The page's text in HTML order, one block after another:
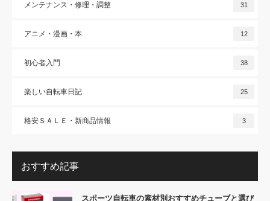
メンテナンス・修理・調整 31
アニメ・漫画・本 12
初心者入門 38
楽しい自転車日記 25
格安ＳＡＬＥ・新商品情報 3
おすすめ記事
スポーツ自転車の素材別おすすめチューブと選び